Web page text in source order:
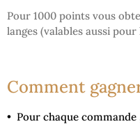
Pour 1000 points vous
langes (valables aussi pour
Comment
• Pour chaque commande